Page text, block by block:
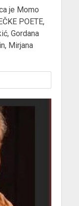
je Momo
POETE,
Gordana
Mirjana